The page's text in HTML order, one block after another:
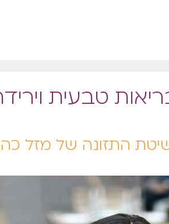
טבעית
התזונה של מזל